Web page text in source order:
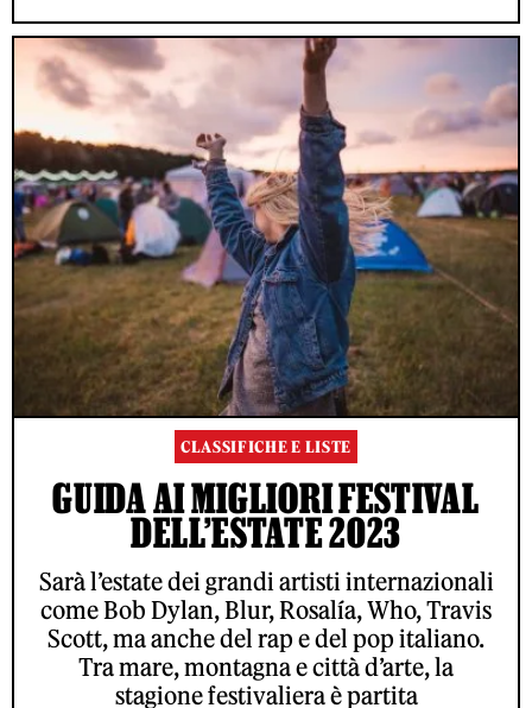
CLASSIFICHE E LISTE
GUIDA AI MIGLIORI FESTIVAL
DELL’ESTATE 2023
Sarà l’estate dei grandi artisti internazionali
come Bob Dylan, Blur, Rosalía, Who, Travis
Scott, ma anche del rap e del pop italiano.
Tra mare, montagna e città d’arte, la
stagione festivaliera è partita